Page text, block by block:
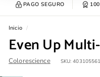
PAGO SEGURO
Inicio /
Even Up
Colorescience SKU:403105561